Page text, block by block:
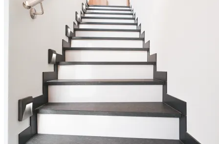
Firmengeschichte
Leistungsspektrum
Außenbereich